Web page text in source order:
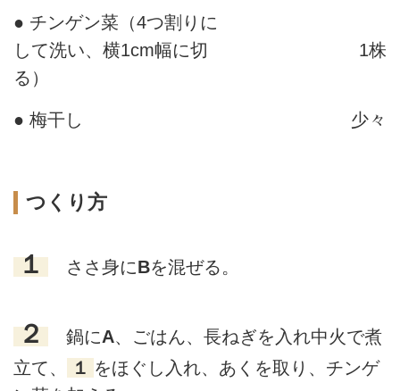
● チンゲン菜（4つ割りに
して洗い、横1cm幅に切
る）
1株
● 梅干し 少々
つくり方
１ ささ身にBを混ぜる。
２ 鍋にA、ごはん、長ねぎを入れ中火で煮
立て、
１ をほぐし入れ、あくを取り、チンゲ